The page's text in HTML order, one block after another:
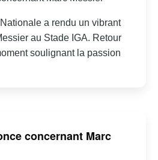
a rendu un vibrant
au Stade IGA. Retour
soulignant la passion
concernant Marc